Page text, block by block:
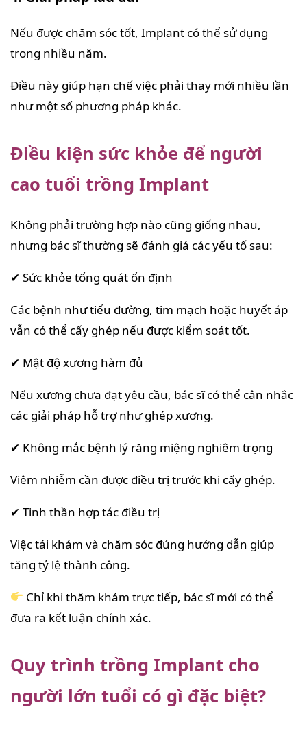
Nếu được chăm sóc tốt, Implant có thể sử dụng
trong nhiều năm.
Điều này giúp hạn chế việc phải thay mới nhiều lần
như một số phương pháp khác.
Điều kiện sức khỏe để người
cao tuổi trồng Implant
Không phải trường hợp nào cũng giống nhau,
nhưng bác sĩ thường sẽ đánh giá các yếu tố sau:
✔ Sức khỏe tổng quát ổn định
Các bệnh như tiểu đường, tim mạch hoặc huyết áp
vẫn có thể cấy ghép nếu được kiểm soát tốt.
✔ Mật độ xương hàm đủ
Nếu xương chưa đạt yêu cầu, bác sĩ có thể cân nhắc
các giải pháp hỗ trợ như ghép xương.
✔ Không mắc bệnh lý răng miệng nghiêm trọng
Viêm nhiễm cần được điều trị trước khi cấy ghép.
✔ Tinh thần hợp tác điều trị
Việc tái khám và chăm sóc đúng hướng dẫn giúp
tăng tỷ lệ thành công.
Chỉ khi thăm khám trực tiếp, bác sĩ mới có thể
đưa ra kết luận chính xác.
Quy trình trồng Implant cho
người lớn tuổi có gì đặc biệt?